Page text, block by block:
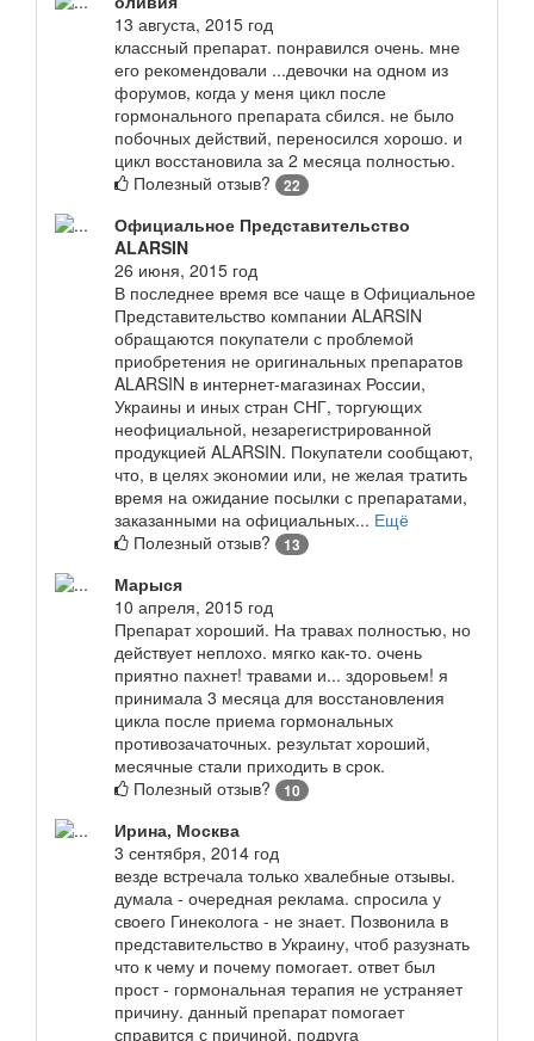
13 августа, 2015 год
классный препарат. понравился очень. мне
его рекомендовали ...девочки на одном из
форумов, когда у меня цикл после
гормонального препарата сбился. не было
побочных действий, переносился хорошо. и
цикл восстановила за 2 месяца полностью.
Полезный отзыв?
22
Официальное Представительство
ALARSIN
26 июня, 2015 год
В последнее время все чаще в Официальное
Представительство компании ALARSIN
обращаются покупатели с проблемой
приобретения не оригинальных препаратов
ALARSIN в интернет-магазинах России,
Украины и иных стран СНГ, торгующих
неофициальной, незарегистрированной
продукцией ALARSIN. Покупатели сообщают,
что, в целях экономии или, не желая тратить
время на ожидание посылки с препаратами,
заказанными на официальных... Ещё
Полезный отзыв?
13
Марыся
10 апреля, 2015 год
Препарат хороший. На травах полностью, но
действует неплохо. мягко как-то. очень
приятно пахнет! травами и... здоровьем! я
принимала 3 месяца для восстановления
цикла после приема гормональных
противозачаточных. результат хороший,
месячные стали приходить в срок.
Полезный отзыв?
10
Ирина, Москва
3 сентября, 2014 год
везде встречала только хвалебные отзывы.
думала - очередная реклама. спросила у
своего Гинеколога - не знает. Позвонила в
представительство в Украину, чтоб разузнать
что к чему и почему помогает. ответ был
прост - гормональная терапия не устраняет
причину. данный препарат помогает
справится с причиной. подруга